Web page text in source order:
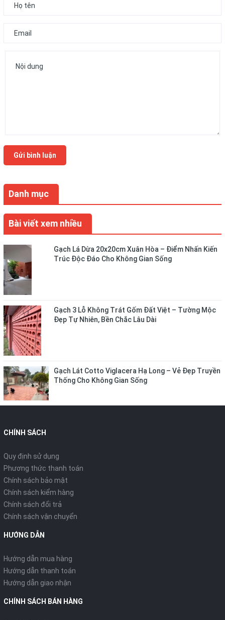
Danh mục
Bài viết xem nhiều
Gạch Lá Dừa 20x20cm Xuân Hòa – Điểm Nhấn Kiến
Trúc Độc Đáo Cho Không Gian Sống
Gạch 3 Lỗ Không Trát Gốm Đất Việt – Tường Mộc
Đẹp Tự Nhiên, Bền Chắc Lâu Dài
Gạch Lát Cotto Viglacera Hạ Long – Vẻ Đẹp Truyền
Thống Cho Không Gian Sống
Gửi bình luận
CHÍNH SÁCH
Quy định sử dụng
Phương thức thanh toán
Chính sách bảo mật
Chính sách kiểm hàng
Chính sách đổi trả
Chính sách vận chuyển
HƯỚNG DẪN
Hướng dẫn mua hàng
Hướng dẫn thanh toán
Hướng dẫn giao nhận
CHÍNH SÁCH BÁN HÀNG